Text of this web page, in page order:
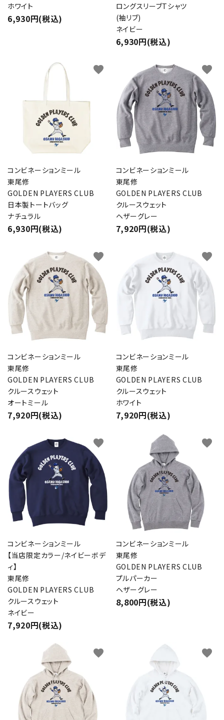
ホワイト
6,930円(税込)
ロングスリーブTシャツ
(袖リブ)
ネイビー
6,930円(税込)
コンビネーションミール
東尾修
GOLDEN PLAYERS CLUB
日本製トートバッグ
ナチュラル
6,930円(税込)
favorite
コンビネーションミール
東尾修
GOLDEN PLAYERS CLUB
クルースウェット
ヘザーグレー
7,920円(税込)
favorite
コンビネーションミール
東尾修
GOLDEN PLAYERS CLUB
クルースウェット
オートミール
7,920円(税込)
favorite
コンビネーションミール
東尾修
GOLDEN PLAYERS CLUB
クルースウェット
ホワイト
7,920円(税込)
favorite
コンビネーションミール
【当店限定カラー/ネイビーボデ
ィ】
東尾修
GOLDEN PLAYERS CLUB
クルースウェット
ネイビー
7,920円(税込)
favorite
コンビネーションミール
東尾修
GOLDEN PLAYERS CLUB
プルパーカー
ヘザーグレー
8,800円(税込)
favorite
favorite favorite
キーワード